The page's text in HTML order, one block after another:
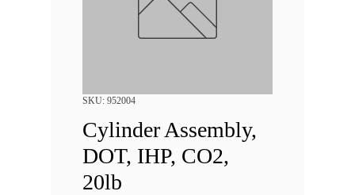
SKU: 952004
Cylinder Assembly,
DOT, IHP, CO2,
20lb